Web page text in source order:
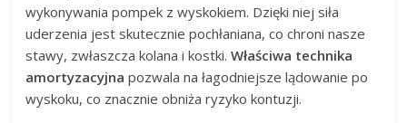
wykonywania pompek z wyskokiem. Dzięki niej siła
uderzenia jest skutecznie pochłaniana, co chroni nasze
stawy, zwłaszcza kolana i kostki.Właściwa technika
amortyzacyjna pozwala na łagodniejsze lądowanie po
wyskoku, co znacznie obniża ryzyko kontuzji.